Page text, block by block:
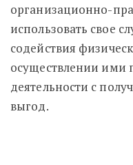
организационно-
использовать свое
содействия
осуществлении ими
деятельности с
выгод.